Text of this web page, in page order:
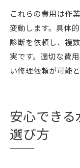
これらの費用は作
変動します。具体
診断を依頼し、複
実です。適切な費
い修理依頼が可能と
安心でき
選び方